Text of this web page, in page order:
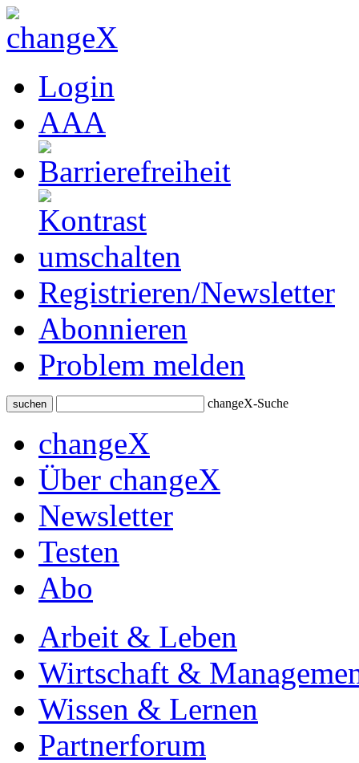
Login
AAA
Registrieren/Newsletter
Abonnieren
Problem melden
suchen changeX-Suche
changeX
Über changeX
Newsletter
Testen
Abo
Arbeit & Leben
Wirtschaft &
Wissen & Lernen
Partnerforum